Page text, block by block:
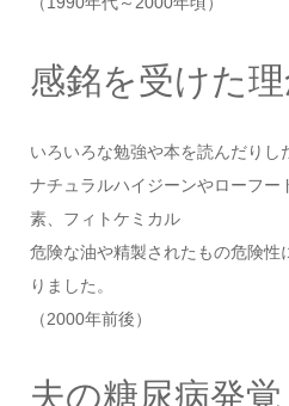
感銘を受けた
いろいろな勉強や本を読んだりし
ナチュラルハイジーンやローフー
素、フィトケミカル
危険な油や精製されたもの危険性
りました。
（2000年前後）
夫の糖尿病発覚